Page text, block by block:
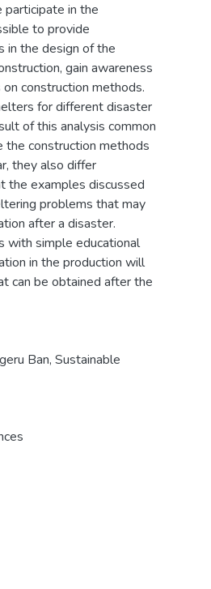
in the
to provide
in the design of the
gain awareness
construction methods.
for different disaster
of this analysis common
construction methods
they also differ
the examples discussed
problems that may
after a disaster.
with simple educational
in the production will
can be obtained after the
Ban, Sustainable